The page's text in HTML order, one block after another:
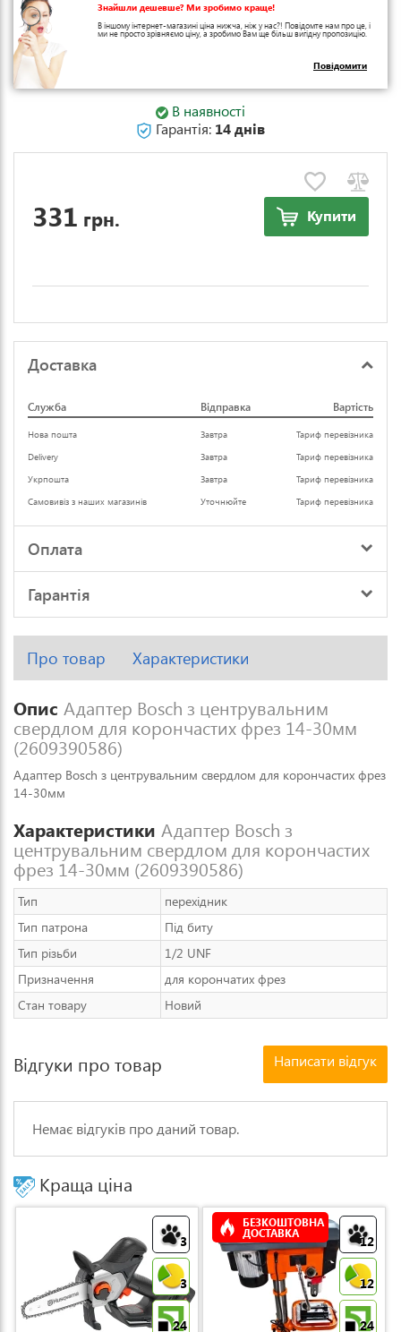
Знайшли дешевше? Ми зробимо краще!
В іншому інтернет-магазині ціна нижча, ніж у нас?! Повідомте нам про це, і
ми не просто зрівняємо ціну, а зробимо Вам ще більш вигідну пропозицію.
Повідомити
В наявності
Гарантія: 14 днів
331 грн. Купити
Доставка
Служба Відправка Вартість
Нова пошта Завтра
Тариф перевізника
Delivery
Завтра
Тариф перевізника
Укрпошта
Завтра
Тариф перевізника
Самовивіз з наших магазинів
Уточнюйте Тариф перевізника
Оплата
Гарантія
Про товар Характеристики
Опис Адаптер Bosch з центрувальним
свердлом для корончастих фрез 14-30мм
(2609390586)
Адаптер Bosch з центрувальним свердлом для корончастих фрез
14-30мм
Характеристики Адаптер Bosch з
центрувальним свердлом для корончастих
фрез 14-30мм (2609390586)
Тип
перехідник
Тип патрона
Під биту
Тип різьби
1/2 UNF
Призначення
для корончатих фрез
Стан товару
Новий
Відгуки про товар Написати відгук
Немає відгуків про даний товар.
Краща ціна
3
3
24
12
12
24
БЕЗКОШТОВНА
ДОСТАВКА